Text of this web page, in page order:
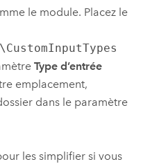
le module. Placez le
Type d’entrée
emplacement,
dans le paramètre
les simplifier si vous